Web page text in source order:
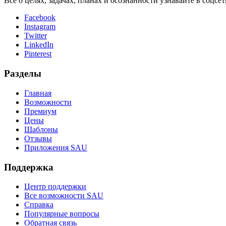
Facebook
Instagram
Twitter
LinkedIn
Pinterest
Разделы
Главная
Возможности
Премиум
Цены
Шаблоны
Отзывы
Приложения SAU
Поддержка
Центр поддержки
Все возможности SAU
Справка
Популярные вопросы
Обратная связь